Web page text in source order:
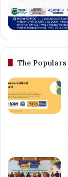
The Populars